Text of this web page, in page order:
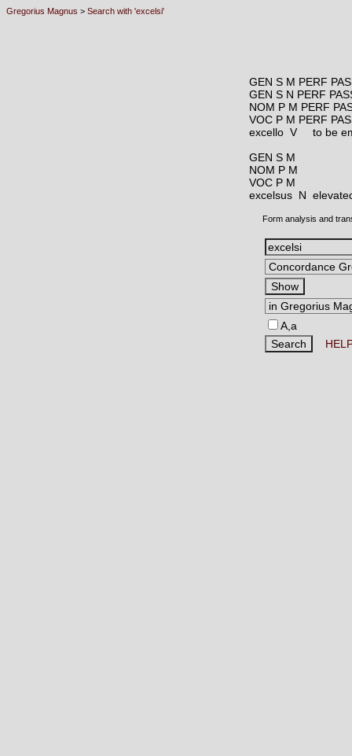
Gregorius Magnus > Search with 'excelsi'
GEN S M PERF
GEN S N PERF
NOM P M PERF
VOC P M PERF
excello V
to be
GEN S M
NOM P M
VOC P M
excelsus N
Form analysis and
A,a